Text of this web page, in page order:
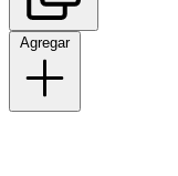
Agregar